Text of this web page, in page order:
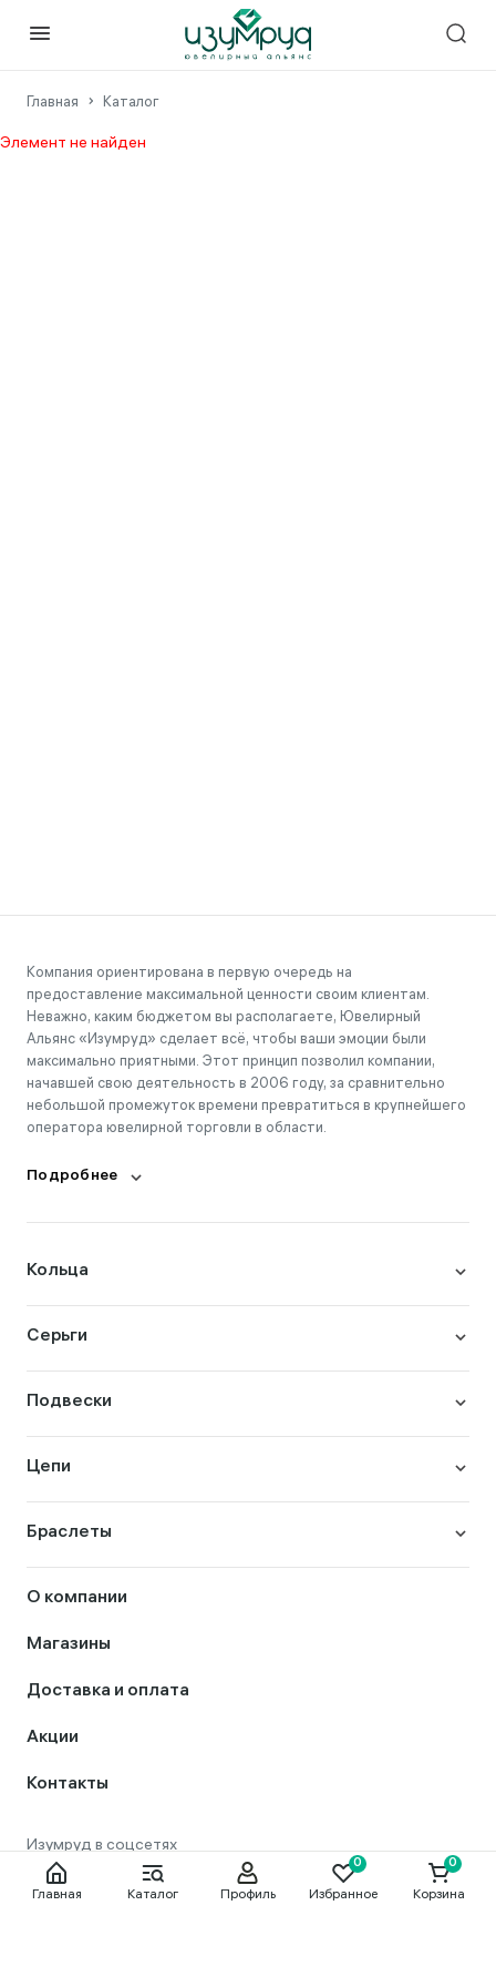
Главная Каталог
Элемент не найден
Компания ориентирована в первую очередь на
предоставление максимальной ценности своим клиентам.
Неважно, каким бюджетом вы располагаете, Ювелирный
Альянс «Изумруд» сделает всё, чтобы ваши эмоции были
максимально приятными. Этот принцип позволил компании,
начавшей свою деятельность в 2006 году, за сравнительно
небольшой промежуток времени превратиться в крупнейшего
оператора ювелирной торговли в области.
Подробнее
Кольца
Серьги
Подвески
Цепи
Браслеты
О компании
Магазины
Доставка и оплата
Акции
Контакты
Главная Каталог Профиль Избранное Корзина